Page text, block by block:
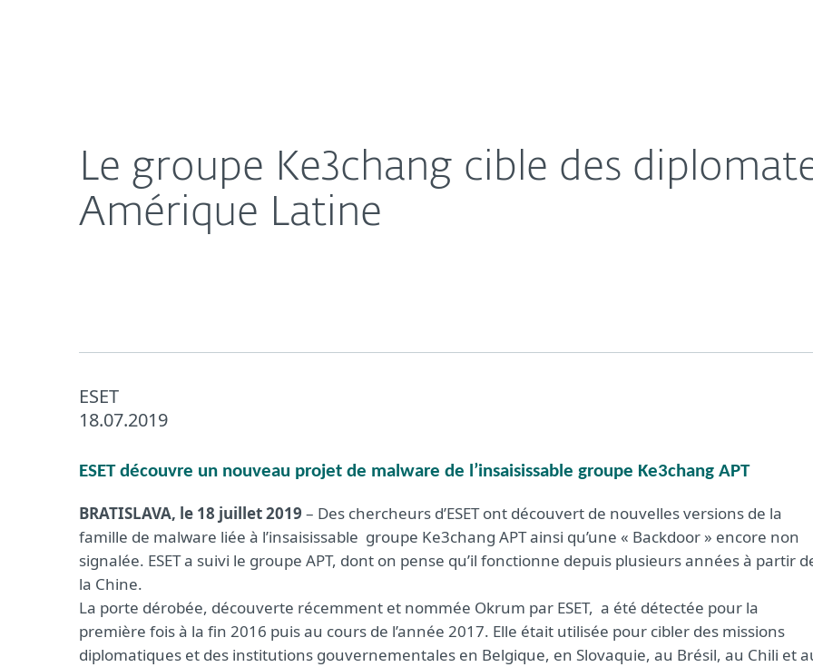
Le groupe Ke3chang cible des
Amérique Latine
ESET
18.07.2019
ESET découvre un nouveau projet de malware de l’insaisissable groupe Ke3chang APT
BRATISLAVA, le 18 juillet 2019 – Des chercheurs d’ESET ont découvert de nouvelles versions de la
famille de malware liée à l’insaisissable groupe Ke3chang APT ainsi qu’une « Backdoor » encore non
signalée. ESET a suivi le groupe APT, dont on pense qu’il fonctionne depuis plusieurs années à partir
la Chine.
La porte dérobée, découverte récemment et nommée Okrum par ESET, a été détectée pour la
première fois à la fin 2016 puis au cours de l’année 2017. Elle était utilisée pour cibler des missions
diplomatiques et des institutions gouvernementales en Belgique, en Slovaquie, au Brésil, au Chili et